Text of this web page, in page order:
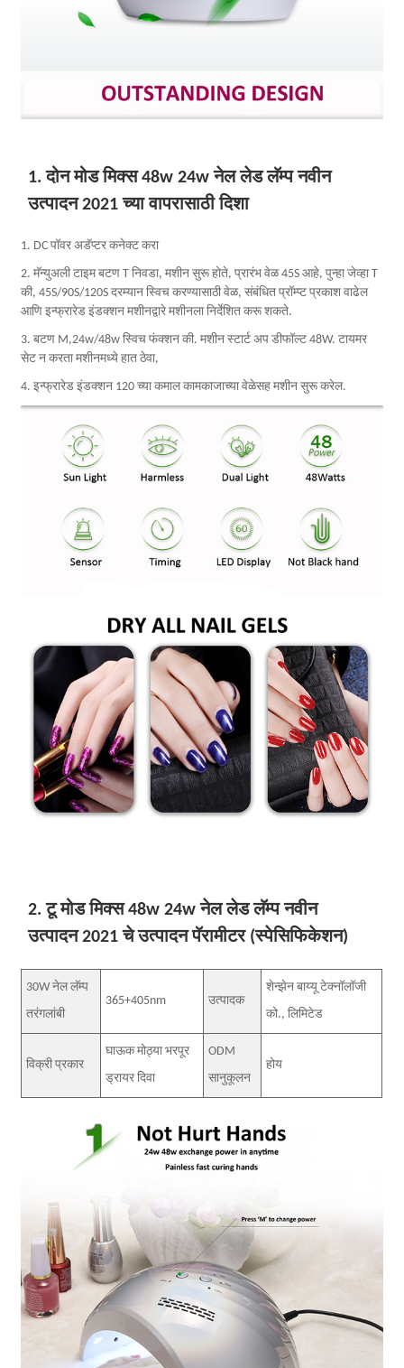
1. दोन मोड मिक्स 48w 24w नेल लेड लॅम्प नवीन
उत्पादन 2021 च्या वापरासाठी दिशा
1. DC पॉवर अडॅप्टर कनेक्ट करा
2. मॅन्युअली टाइम बटण T निवडा, मशीन सुरू होते, प्रारंभ वेळ 45S आहे, पुन्हा जेव्हा T
की, 45S/90S/120S दरम्यान स्विच करण्यासाठी वेळ, संबंधित प्रॉम्प्ट प्रकाश वाढेल
आणि इन्फ्रारेड इंडक्शन मशीनद्वारे मशीनला निर्देशित करू शकते.
3. बटण M,24w/48w स्विच फंक्शन की. मशीन स्टार्ट अप डीफॉल्ट 48W. टायमर
सेट न करता मशीनमध्ये हात ठेवा,
4. इन्फ्रारेड इंडक्शन 120 च्या कमाल कामकाजाच्या वेळेसह मशीन सुरू करेल.
2. टू मोड मिक्स 48w 24w नेल लेड लॅम्प नवीन
उत्पादन 2021 चे उत्पादन पॅरामीटर (स्पेसिफिकेशन)
30W नेल लॅम्प
तरंगलांबी
365+405nm उत्पादक
शेन्झेन बाय्यू टेक्नॉलॉजी
को., लिमिटेड
विक्री प्रकार
घाऊक मोठ्या भरपूर
ड्रायर दिवा
ODM
सानुकूलन
होय